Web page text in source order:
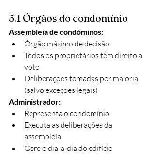
5.1 Órgãos do condomínio
Assembleia de condóminos:
Órgão máximo de decisão
Todos os proprietários têm direito a
voto
Deliberações tomadas por maioria
(salvo exceções legais)
Administrador:
Representa o condomínio
Executa as deliberações da
assembleia
Gere o dia-a-dia do edifício